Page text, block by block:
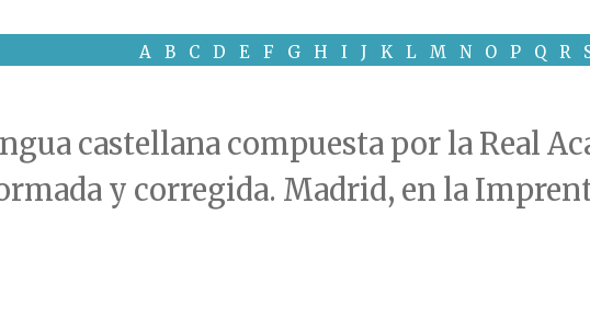
A B C D E F G H I J K L M N O P Q R
castellana compuesta por la Real
y corregida. Madrid, en la